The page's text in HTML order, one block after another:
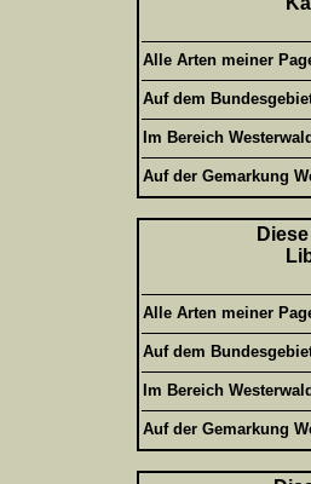
Alle Arten meiner
Auf dem
Im Bereich Westerwald
Auf der Gemarkung
Alle Arten meiner
Auf dem
Im Bereich Westerwald
Auf der Gemarkung